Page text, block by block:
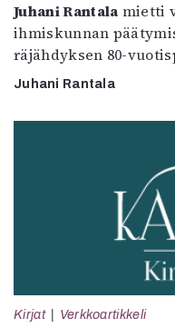
Juhani Rantala mietti
ihmiskunnan
räjähdyksen 80-
Juhani Rantala
Kirjat Verkkoartikkeli